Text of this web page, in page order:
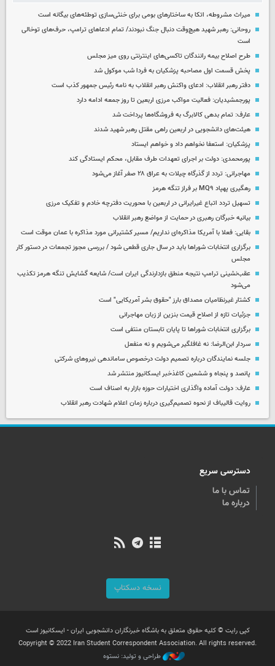
میراث مشروطه، اتکا به ساختارهای بومی برای خنثی‌سازی توطئه‌های بیگانه است
روحانی: رهبر شهید هیچ‌وقت دنبال جنگ نبودند/ تمام ادعاهای ترامپ، حرف‌های توخالی
است
طرح اصلاح بیمه رانندگان تاکسی‌های اینترنتی روی میز مجلس
پخش قسمت اول مصاحبه پزشکیان به فردا شب موکول شد
دفتر رهبر انقلاب: ادعای واکنش رهبر انقلاب به نامه رئیس جمهور کذب است
پورجمشیدیان: فعالیت مواکب مرزی اربعین تا روز جمعه ادامه دارد
عارف: تمام بدهی کالابرگ به فروشگاه‌ها پرداخت شد
هیئت‌های دانشجویی در اربعین راهی مقتل رهبر شهید شدند
پزشکیان: استعفا نخواهم داد و خواهم ایستاد
پورمحمدی: دولت بر اجرای تعهدات طرف مقابل، محکم ایستادگی کند
مهاجرانی: تردد از گذرگاه چیلات به عراق ۲۸ صفر آغاز می‌شود
رهگیری پهپاد MQ۹ بر فراز تنگه هرمز
تسهیل تردد اتباع غیرایرانی در اربعین با محوریت دفترچه خادم و تفکیک مرزی
بیانیه خبرگان رهبری در حمایت از مواضع رهبر انقلاب
بقایی: فعلا با آمریکا مذاکره‌ای نداریم/ مسیر کشتیرانی مورد مذاکره با عمان موقت است
برگزاری انتخابات شوراها باید در سال جاری قطعی شود / بررسی مجوز تجمعات در دستور کار
مجلس
عقب‌نشینی ترامپ نتیجه منطق بازدارندگی ایران است/ شایعه گشایش تنگه هرمز تکذیب
می‌شود
کشتار غیرنظامیان مصداق بارز "حقوق بشر آمریکایی" است
جزئیات تازه از اصلاح قیمت بنزین از زبان مهاجرانی
برگزاری انتخابات شوراها تا پایان تابستان منتفی است
سردار ابن‌الرضا: نه غافلگیر می‌شویم و نه منفعل
جلسه نمایندگان درباره تصمیم دولت درخصوص ساماندهی نیروهای شرکتی
پانصد و پنجاه و ششمین کاغذخبر ایسکانیوز منتشر شد
عارف: دولت آماده واگذاری اختیارات حوزه بازار به اصناف است
روایت قالیباف از نحوه تصمیم‌گیری درباره زمان اعلام شهادت رهبر انقلاب
دسترسی سریع
تماس با ما
درباره ما
نسخه دسکتاپ
کپی رایت © کلیه حقوق متعلق به باشگاه خبرنگاران دانشجویی ایران - ایسکانیوز است
Copyright © 2022 Iran Student Correspondent Association. All rights reserved.
طراحی و تولید: نستوه